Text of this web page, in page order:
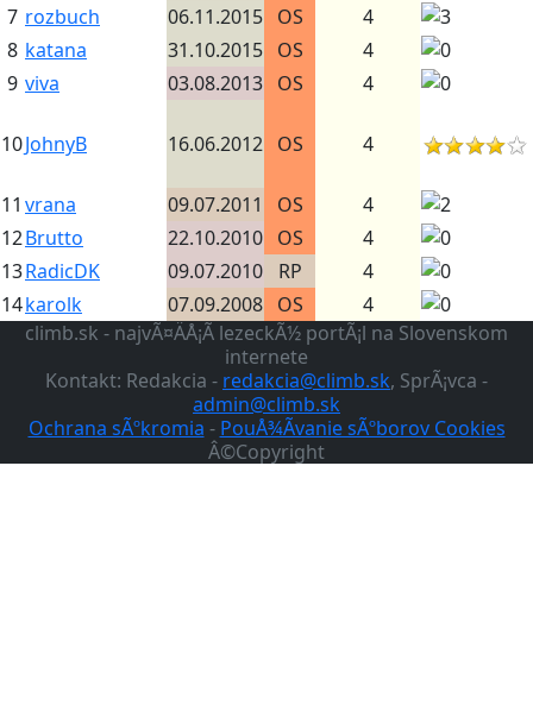
7 rozbuch 06.11.2015 OS
4
8 katana 31.10.2015 OS
4
9 viva 03.08.2013 OS 4
10JohnyB 16.06.2012 OS 4
11 vrana 09.07.2011 OS
4
12Brutto 22.10.2010 OS
4
13RadicDK 09.07.2010 RP
4
14karolk 07.09.2008 OS
4
climb.sk - najvÃ¤ÄÅ¡Ã­ lezeckÃ½ portÃ¡l na Slovenskom
internete
Kontakt: Redakcia - redakcia@climb.sk, SprÃ¡vca -
admin@climb.sk
Ochrana sÃºkromia - PouÅ¾Ã­vanie sÃºborov Cookies
Â©Copyright